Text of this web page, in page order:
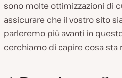
sono molte ottimizzazioni di
assicurare che il vostro sito
parleremo più avanti in
cerchiamo di capire cosa sta